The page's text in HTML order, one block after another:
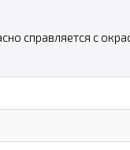
справляется с